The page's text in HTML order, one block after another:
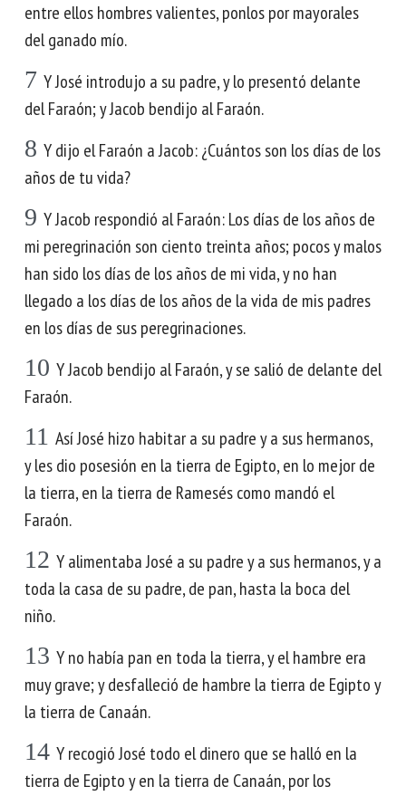
entre ellos hombres valientes, ponlos por mayorales
del ganado mío.
7 Y José introdujo a su padre, y lo presentó delante
del Faraón; y Jacob bendijo al Faraón.
8 Y dijo el Faraón a Jacob: ¿Cuántos son los días de los
años de tu vida?
9 Y Jacob respondió al Faraón: Los días de los años de
mi peregrinación son ciento treinta años; pocos y malos
han sido los días de los años de mi vida, y no han
llegado a los días de los años de la vida de mis padres
en los días de sus peregrinaciones.
10 Y Jacob bendijo al Faraón, y se salió de delante del
Faraón.
11 Así José hizo habitar a su padre y a sus hermanos,
y les dio posesión en la tierra de Egipto, en lo mejor de
la tierra, en la tierra de Ramesés como mandó el
Faraón.
12 Y alimentaba José a su padre y a sus hermanos, y a
toda la casa de su padre, de pan, hasta la boca del
niño.
13 Y no había pan en toda la tierra, y el hambre era
muy grave; y desfalleció de hambre la tierra de Egipto y
la tierra de Canaán.
14 Y recogió José todo el dinero que se halló en la
tierra de Egipto y en la tierra de Canaán, por los